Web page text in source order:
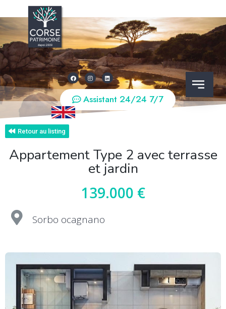
Assistant 24/24 7/7
Retour au listing
Appartement Type 2 avec terrasse
et jardin
139.000 €
Sorbo ocagnano